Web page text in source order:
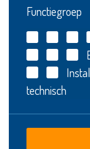
Functiegroep
technisch